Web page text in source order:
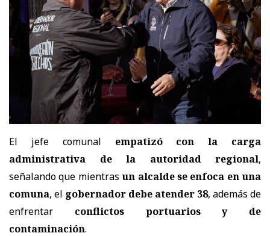
El jefe comunal empatizó con la carga
administrativa de la autoridad regional,
señalando que mientrasun alcalde se enfoca en una
comuna, el gobernador debe atender 38, además de
enfrentar conflictos portuarios y de
contaminación.